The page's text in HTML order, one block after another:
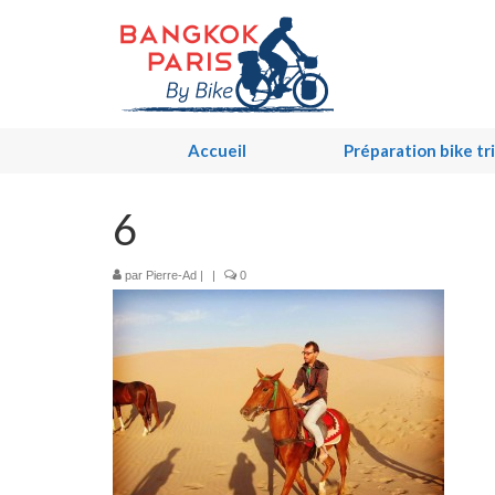
Accueil Préparation bike
6
par Pierre-Ad | | 0